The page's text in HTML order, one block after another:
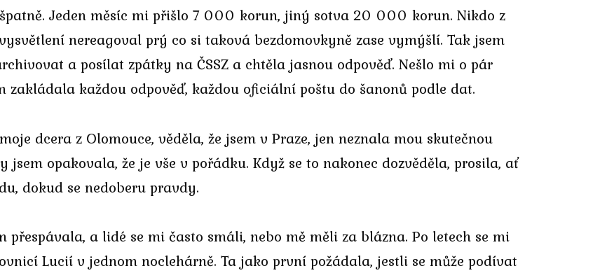
Jeden měsíc mi přišlo 7 000 korun, jiný sotva 20 000 korun. Nikdo z
nereagoval prý co si taková bezdomovkyně zase vymýšlí. Tak jsem
a posílat zpátky na ČSSZ a chtěla jasnou odpověď. Nešlo mi o pár
zakládala každou odpověď, každou oficiální poštu do šanonů podle dat.
dcera z Olomouce, věděla, že jsem v Praze, jen neznala mou skutečnou
opakovala, že je vše v pořádku. Když se to nakonec dozvěděla, prosila, ať
dokud se nedoberu pravdy.
přespávala, a lidé se mi často smáli, nebo mě měli za blázna. Po letech se mi
Lucií v jednom noclehárně. Ta jako první požádala, jestli se může podívat